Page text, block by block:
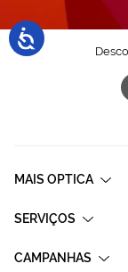
MAIS OPTICA
SERVIÇOS
CAMPANHAS